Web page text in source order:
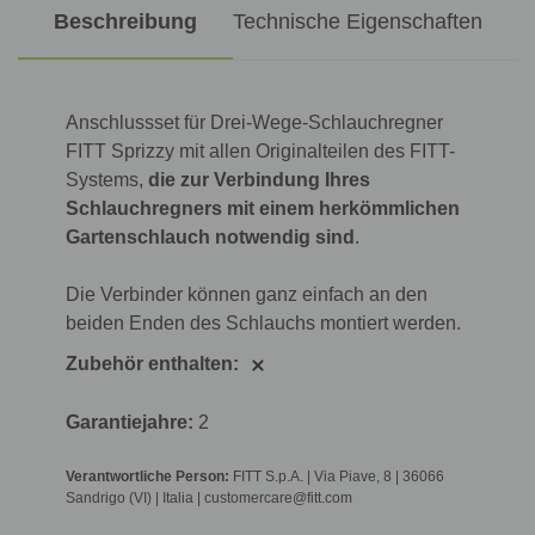
Beschreibung Technische Eigenschaften
Anschlussset für Drei-Wege-Schlauchregner
FITT Sprizzy mit allen Originalteilen des FITT-
Systems, die zur Verbindung Ihres
Schlauchregners mit einem herkömmlichen
Gartenschlauch notwendig sind .
Die Verbinder können ganz einfach an den
beiden Enden des Schlauchs montiert werden.
Zubehör enthalten:
Garantiejahre: 2
Verantwortliche Person: FITT S.p.A. | Via Piave, 8 | 36066
Sandrigo (VI) | Italia | customercare@fitt.com